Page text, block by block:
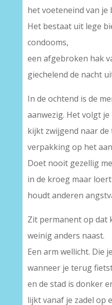
het voeteneind van je
Het bestaat uit lege
condooms,
een afgebroken hak
giechelend de nacht
In de ochtend is de
aanwezig. Het volgt
kijkt zwijgend naar
verpakking op het
Doet nooit gezellig
in de kroeg maar
houdt anderen
Zit permanent op dat
weinig anders naast.
Een arm wellicht. Die
wanneer je terug
en de stad is donker
lijkt vanaf je zadel op